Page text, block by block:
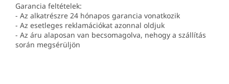
Garancia feltételek:
- Az alkatrészre 24 hónapos garancia vonatkozik
- Az esetleges reklamációkat azonnal oldjuk
- Az áru alaposan van becsomagolva, nehogy a szállítás
során megsérüljön